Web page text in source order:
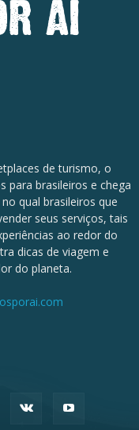
de turismo, o
para brasileiros e chega
qual brasileiros que
seus serviços, tais
ao redor do
dicas de viagem e
do planeta.